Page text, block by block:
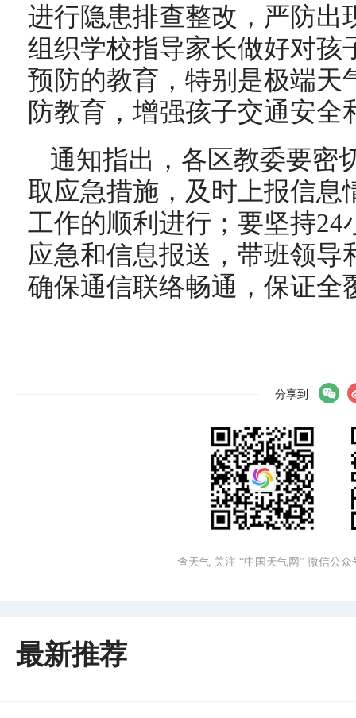
进行隐患排查整改，严防出
组织学校指导家长做好对孩
预防的教育，特别是极端天
防教育，增强孩子交通安
通知指出，各区教委要密
取应急措施，及时上报信息
工作的顺利进行；要坚持
应急和信息报送，带班领导
确保通信联络畅通，保证全
分享到
查天气 关注 “中国天气网” 微信公众
最新推荐